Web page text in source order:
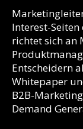
Interest-
richtet sich an
Entscheidern
Whitepaper
B2B-
Demand